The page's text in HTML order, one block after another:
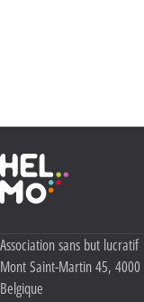
Haute École Libre Mosane
Adresse :
Association sans but lucratif
Mont Saint-Martin 45, 4000
Belgique